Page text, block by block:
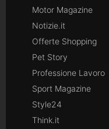
Motor Magazine
Notizie.it
Offerte Shopping
Pet Story
Professione Lavoro
Sport Magazine
Style24
Think.it